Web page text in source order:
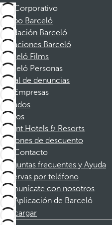
Corporativo
Grupo Barceló
Fundación Barceló
Vacaciones Barceló
Barceló Films
Barceló Personas
Canal de denuncias
Empresas
Afiliados
Socios
Dorint Hotels & Resorts
Cupones de descuento
Contacto
Preguntas frecuentes y Ayuda
Reservas por teléfono
Comunícate con nosotros
Aplicación de Barceló
Descargar